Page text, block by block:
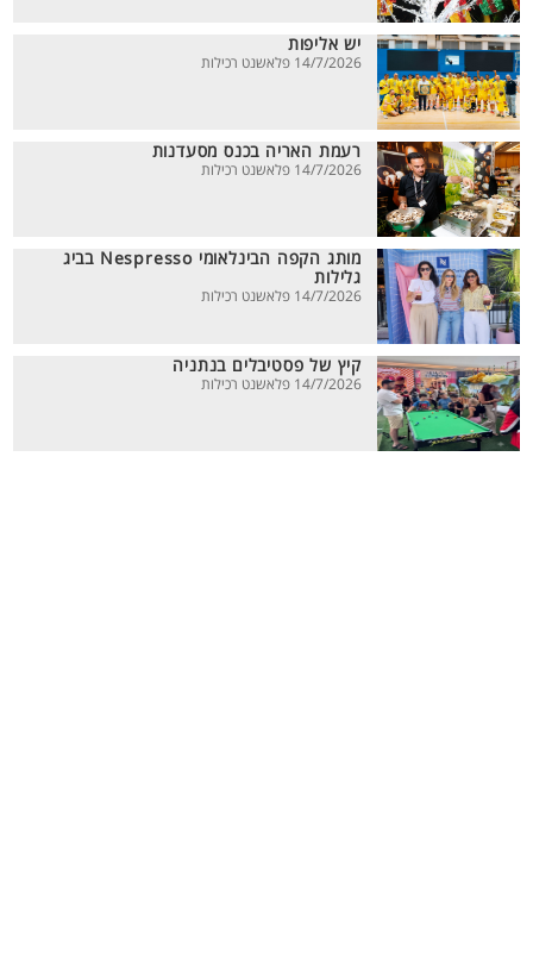
יש אליפות
14/7/2026 פלאשנט רכילות
רעמת האריה בכנס מסעדנות
14/7/2026 פלאשנט רכילות
מותג הקפה הבינלאומי Nespresso בביג
גלילות
14/7/2026 פלאשנט רכילות
קיץ של פסטיבלים בנתניה
14/7/2026 פלאשנט רכילות